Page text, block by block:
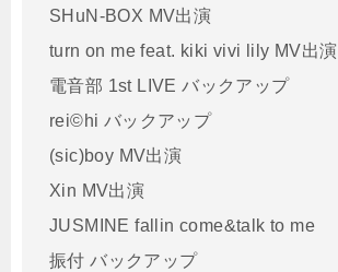
SHuN-BOX MV出演
turn on me feat. kiki vivi lily MV出演
電音部 1st LIVE バックアップ
rei©️hi バックアップ
(sic)boy MV出演
Xin MV出演
JUSMINE fallin come&talk to me
振付 バックアップ